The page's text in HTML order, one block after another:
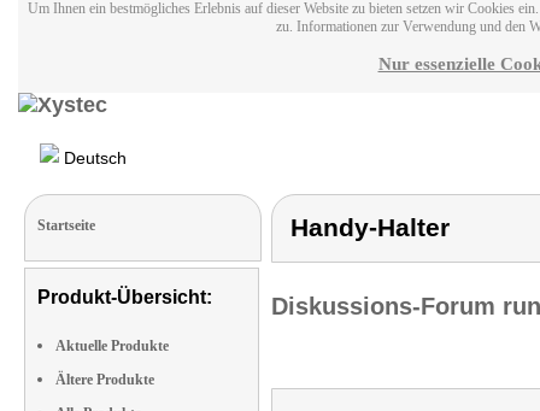
Um Ihnen ein bestmögliches Erlebnis auf dieser Website zu bieten setzen wir Cookies
zu. Informationen zur Verwendung und den
Nur essenzielle
Deutsch
Startseite
Produkt-Übersicht:
Aktuelle Produkte
Ältere Produkte
Handy-Halter
Diskussions-Forum